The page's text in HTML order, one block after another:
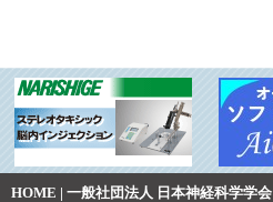
HOME | 一般社団法人 日本神経科学学会